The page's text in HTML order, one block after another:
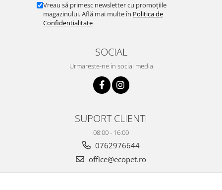
Vreau să primesc newsletter cu promoțiile
magazinului. Află mai multe în Politica de
Confidentialitate
SOCIAL
Urmareste-ne in social media
SUPORT CLIENTI
08:00 - 16:00
0762976644
office@ecopet.ro